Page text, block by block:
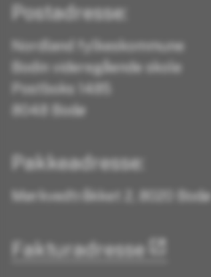
Postadresse:
Nordland fylkeskommune
Bodin videregående skole
Postboks 1485
8048 Bodø
Pakkeadresse:
Mørkvedtråkket 2, 8020 Bodø
Fakturadresse